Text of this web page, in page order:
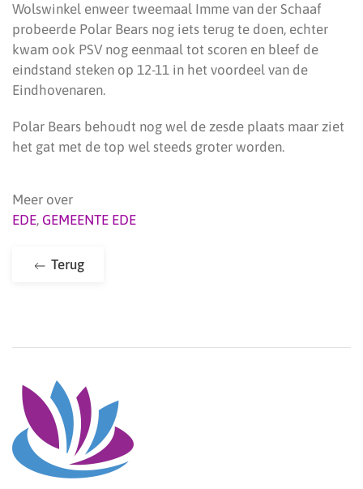
Wolswinkel enweer tweemaal Imme van der Schaaf
probeerde Polar Bears nog iets terug te doen, echter
kwam ook PSV nog eenmaal tot scoren en bleef de
eindstand steken op 12-11 in het voordeel van de
Eindhovenaren.
Polar Bears behoudt nog wel de zesde plaats maar ziet
het gat met de top wel steeds groter worden.
Meer over
EDE, GEMEENTE EDE
Terug